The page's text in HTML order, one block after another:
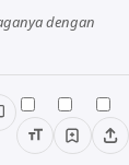
dengan